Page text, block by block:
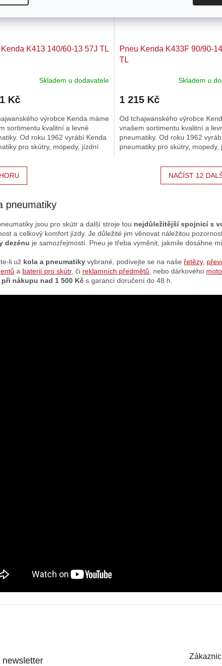
K413 140/60-13 57J TL
Skladem u dodavatele
Kč
výrobce Kenda máme
sortimentu kvalitní a levné
Od roku 1962 vyrábí Kenda
pro skútry, mopedy, jízdní
Pneu Kenda K433F 90/90-
TL
Skladem u
1 215 Kč
Od tchajwanského výrobce
vnašem sortimentu kvalitní a
pneumatiky. Od roku 1962
pneumatiky pro skútry, mopedy,
NAČÍST 12
pneumatiky
jsou pro skútr a další stroje tou nejdůležitější spojnicí s
a celkový komfort jízdy. Je důležité jim věnovat náležitou
dezénu je samozřejmostí. Pneu je třeba vyměnit, jakmile dosáhne
li už kola a pneumatiky vybrané, podívejte se na naše řetězy,
a baterií pro skútr, či reklamních předmětů , nebo dárkového
při nákupu nad 1 500 Kč s garancí doručení do 48 h.